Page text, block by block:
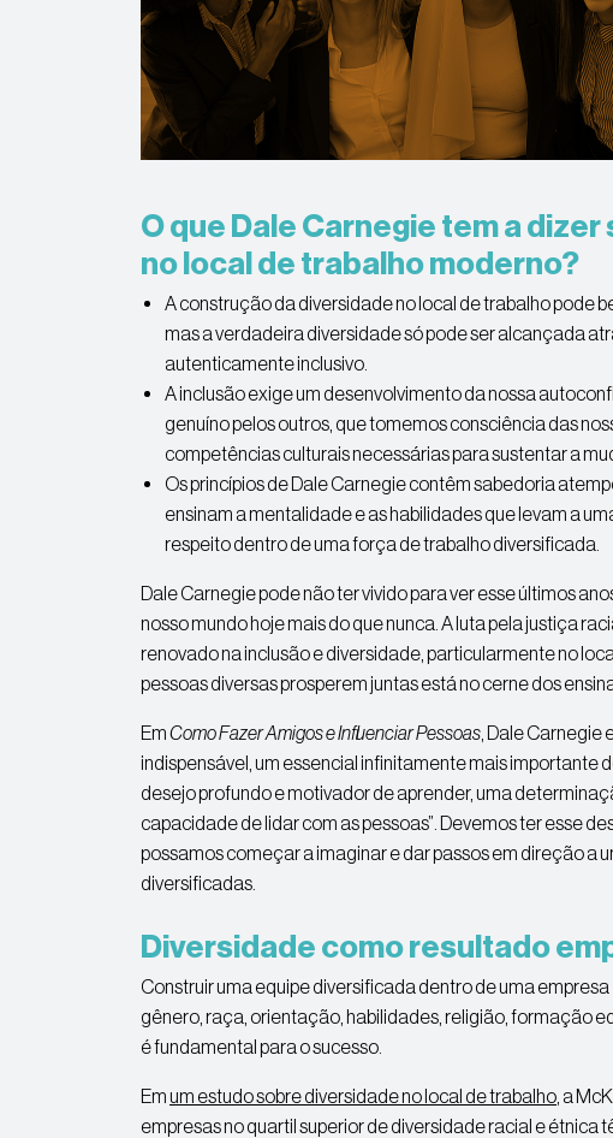
O que Dale Carnegie tem a
no local de trabalho moderno?
A construção da diversidade no local de trabalho pode
mas a verdadeira diversidade só pode ser alcançada
autenticamente inclusivo.
A inclusão exige um desenvolvimento da nossa
genuíno pelos outros, que tomemos consciência das
competências culturais necessárias para sustentar a
Os princípios de Dale Carnegie contêm sabedoria
ensinam a mentalidade e as habilidades que levam a
respeito dentro de uma força de trabalho diversificada.
Dale Carnegie pode não ter vivido para ver esse últimos
nosso mundo hoje mais do que nunca. A luta pela justiça
renovado na inclusão e diversidade, particularmente no
pessoas diversas prosperem juntas está no cerne dos
EmComo Fazer Amigos e Influenciar Pessoas , Dale Carnegie
indispensável, um essencial infinitamente mais importante
desejo profundo e motivador de aprender, uma
capacidade de lidar com as pessoas”. Devemos ter esse
possamos começar a imaginar e dar passos em direção a
diversificadas.
Diversidade como resultado
Construir uma equipe diversificada dentro de uma
gênero, raça, orientação, habilidades, religião, formação
é fundamental para o sucesso.
Em um estudo sobre diversidade no local de trabalho , a
empresas no quartil superior de diversidade racial e étnica